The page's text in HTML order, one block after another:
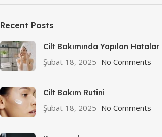
Recent Posts
Cilt Bakımında Yapılan Hatalar
Şubat 18, 2025 No Comments
Cilt Bakım Rutini
Şubat 18, 2025 No Comments